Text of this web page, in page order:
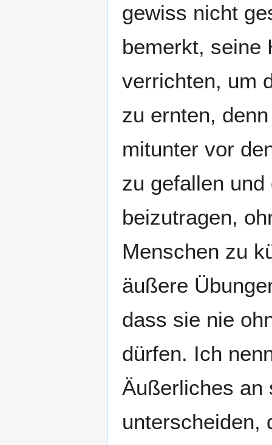
gewiss nicht
bemerkt, seine
verrichten, um
zu ernten,
mitunter vor
zu gefallen
beizutragen,
Menschen zu
äußere
dass sie nie
dürfen. Ich
Äußerliches an
unterscheiden,